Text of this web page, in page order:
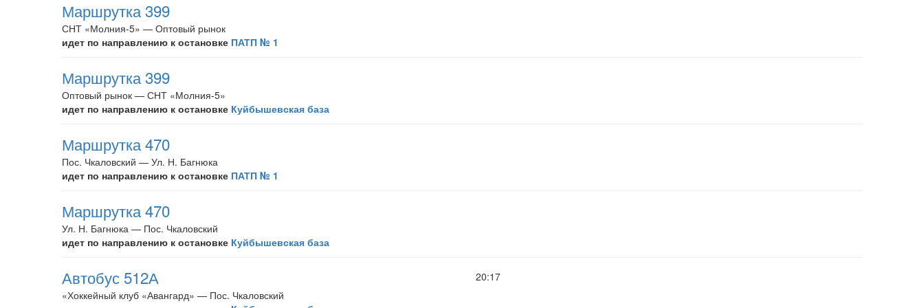
Маршрутка 399
СНТ «Молния-5» — Оптовый рынок
идет по направлению к остановке ПАТП № 1
Маршрутка 399
Оптовый рынок — СНТ «Молния-5»
идет по направлению к остановке Куйбышевская база
Маршрутка 470
Пос. Чкаловский — Ул. Н. Багнюка
идет по направлению к остановке ПАТП № 1
Маршрутка 470
Ул. Н. Багнюка — Пос. Чкаловский
идет по направлению к остановке Куйбышевская база
Автобус 512А
«Хоккейный клуб «Авангард» — Пос. Чкаловский
20:17